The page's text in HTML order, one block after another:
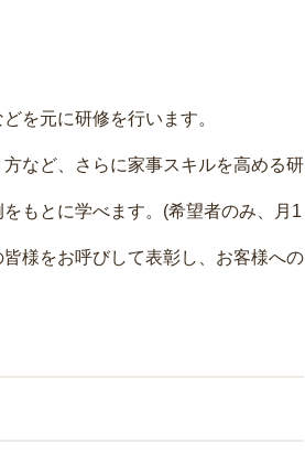
を元に研修を行います。
など、さらに家事スキルを高める研
もとに学べます。(希望者のみ、月1
様をお呼びして表彰し、お客様への